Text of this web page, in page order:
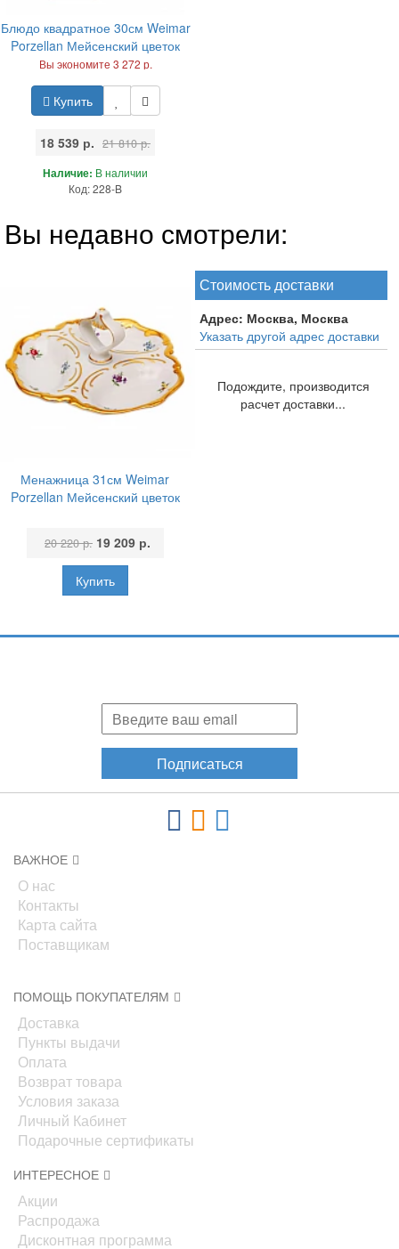
Блюдо квадратное 30см Weimar
Porzellan Мейсенский цветок
Вы экономите 3 272 р.
Купить
18 539 р. 21 810 р.
Наличие: В наличии
Код: 228-B
Вы недавно смотрели:
Менажница 31см Weimar
Porzellan Мейсенский цветок
20 220 р. 19 209 р.
Стоимость доставки
Адрес: Москва, Москва
Указать другой адрес доставки
Подождите, производится
расчет доставки...
Подписаться
ВАЖНОЕ
О нас
Контакты
Карта сайта
Поставщикам
ПОМОЩЬ ПОКУПАТЕЛЯМ
Доставка
Пункты выдачи
Оплата
Возврат товара
Условия заказа
Личный Кабинет
Подарочные сертификаты
ИНТЕРЕСНОЕ
Акции
Распродажа
Дисконтная программа